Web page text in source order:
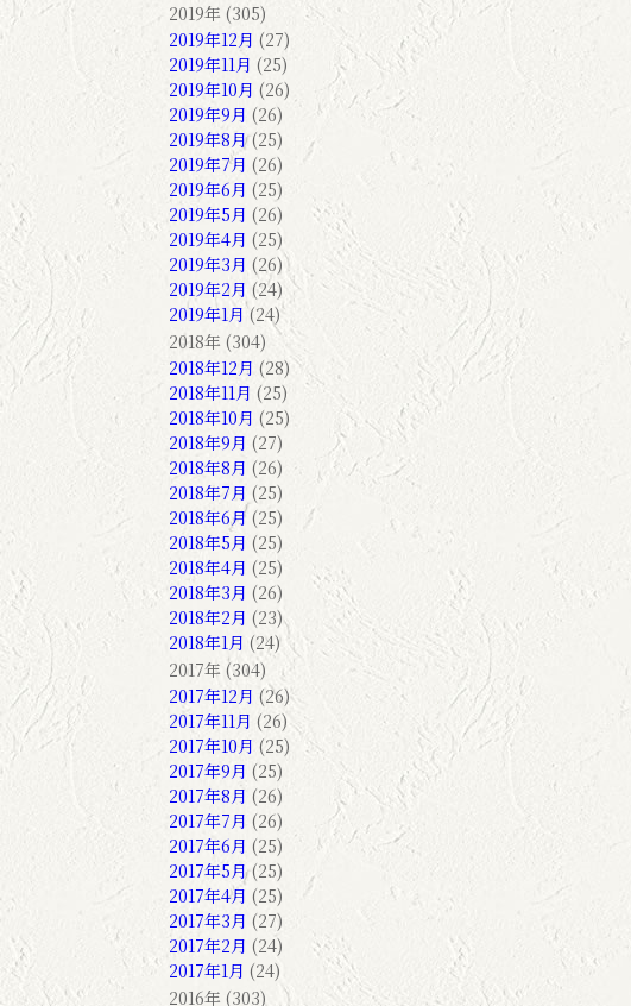
2019年 (305)
2019年12月 (27)
2019年11月 (25)
2019年10月 (26)
2019年9月 (26)
2019年8月(25)
2019年7月 (26)
2019年6月 (25)
2019年5月 (26)
2019年4月 (25)
2019年3月 (26)
2019年2月 (24)
2019年1月 (24)
2018年 (304)
2018年12月 (28)
2018年11月 (25)
2018年10月 (25)
2018年9月 (27)
2018年8月 (26)
2018年7月 (25)
2018年6月 (25)
2018年5月 (25)
2018年4月 (25)
2018年3月 (26)
2018年2月 (23)
2018年1月 (24)
2017年 (304)
2017年12月 (26)
2017年11月 (26)
2017年10月 (25)
2017年9月 (25)
2017年8月 (26)
2017年7月 (26)
2017年6月 (25)
2017年5月(25)
2017年4月 (25)
2017年3月 (27)
2017年2月 (24)
2017年1月 (24)
2016年 (303)